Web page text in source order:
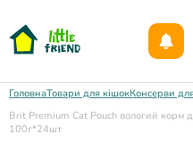
ГоловнаТовари для кішокКонсерви
Brit Premium Cat Pouch вологий корм
100г*24шт